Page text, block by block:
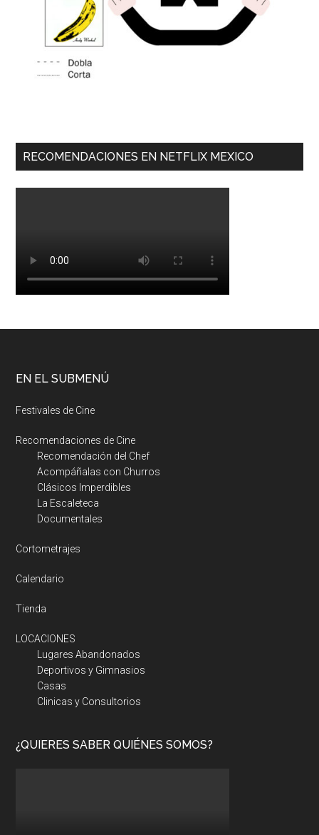
RECOMENDACIONES EN NETFLIX MEXICO
EN EL SUBMENÚ
Festivales de Cine
Recomendaciones de Cine
Recomendación del Chef
Acompáñalas con Churros
Clásicos Imperdibles
La Escaleteca
Documentales
Cortometrajes
Calendario
Tienda
LOCACIONES
Lugares Abandonados
Deportivos y Gimnasios
Casas
Clinicas y Consultorios
¿QUIERES SABER QUIÉNES SOMOS?